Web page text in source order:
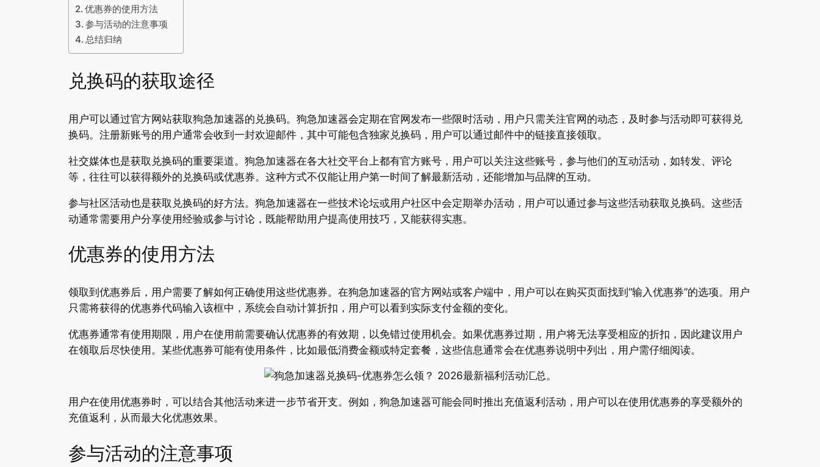
优惠券的使用方法
参与活动的注意事项
总结归纳
兑换码的获取途径
用户可以通过官方网站获取狗急加速器的兑换码。狗急加速器会定期在官网发布一些限时活动，用户只需关注官网的动态，及时参与活动即可获得兑
换码。注册新账号的用户通常会收到一封欢迎邮件，其中可能包含独家兑换码，用户可以通过邮件中的链接直接领取。
社交媒体也是获取兑换码的重要渠道。狗急加速器在各大社交平台上都有官方账号，用户可以关注这些账号，参与他们的互动活动，如转发、评论
等，往往可以获得额外的兑换码或优惠券。这种方式不仅能让用户第一时间了解最新活动，还能增加与品牌的互动。
参与社区活动也是获取兑换码的好方法。狗急加速器在一些技术论坛或用户社区中会定期举办活动，用户可以通过参与这些活动获取兑换码。这些活
动通常需要用户分享使用经验或参与讨论，既能帮助用户提高使用技巧，又能获得实惠。
优惠券的使用方法
领取到优惠券后，用户需要了解如何正确使用这些优惠券。在狗急加速器的官方网站或客户端中，用户可以在购买页面找到“输入优惠券”的选项。用户
只需将获得的优惠券代码输入该框中，系统会自动计算折扣，用户可以看到实际支付金额的变化。
优惠券通常有使用期限，用户在使用前需要确认优惠券的有效期，以免错过使用机会。如果优惠券过期，用户将无法享受相应的折扣，因此建议用户
在领取后尽快使用。某些优惠券可能有使用条件，比如最低消费金额或特定套餐，这些信息通常会在优惠券说明中列出，用户需仔细阅读。
用户在使用优惠券时，可以结合其他活动来进一步节省开支。例如，狗急加速器可能会同时推出充值返利活动，用户可以在使用优惠券的享受额外的
充值返利，从而最大化优惠效果。
参与活动的注意事项